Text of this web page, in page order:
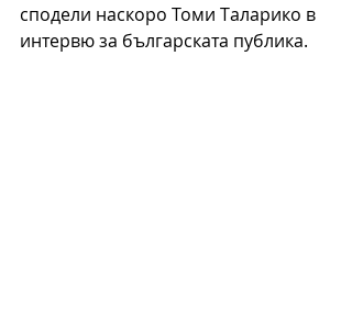
сподели наскоро Томи Таларико в
интервю за българската публика.